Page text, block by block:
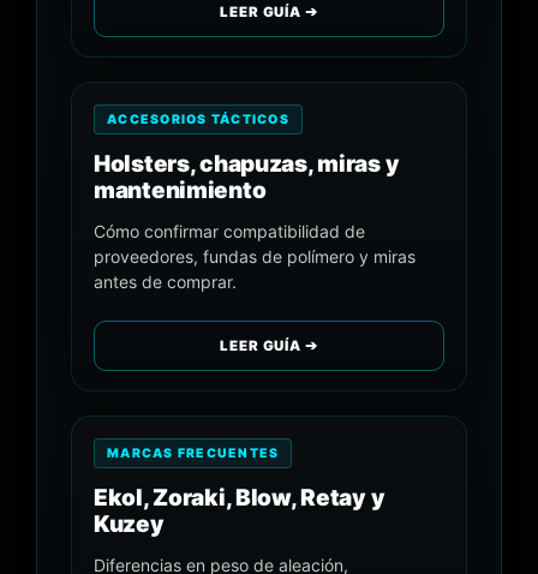
LEER GUÍA ➔
ACCESORIOS TÁCTICOS
Holsters, chapuzas, miras y
mantenimiento
Cómo confirmar compatibilidad de
proveedores, fundas de polímero y miras
antes de comprar.
LEER GUÍA ➔
MARCAS FRECUENTES
Ekol, Zoraki, Blow, Retay y
Kuzey
Diferencias en peso de aleación,